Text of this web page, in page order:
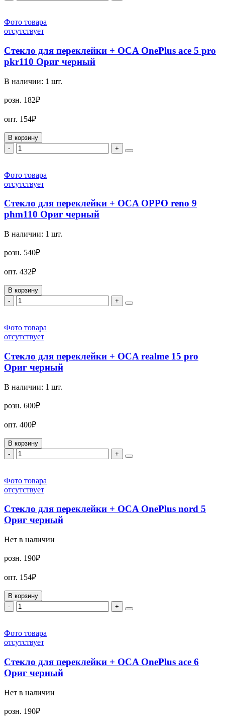
Фото товара
отсутствует
Стекло для переклейки + OCA OnePlus ace 5 pro
pkr110 Ориг черный
В наличии: 1 шт.
розн. 182₽
опт. 154₽
В корзину
-
+
Фото товара
отсутствует
Стекло для переклейки + OCA OPPO reno 9
phm110 Ориг черный
В наличии: 1 шт.
розн. 540₽
опт. 432₽
В корзину
-
+
Фото товара
отсутствует
Стекло для переклейки + OCA realme 15 pro
Ориг черный
В наличии: 1 шт.
розн. 600₽
опт. 400₽
В корзину
-
+
Фото товара
отсутствует
Стекло для переклейки + OCA OnePlus nord 5
Ориг черный
Нет в наличии
розн. 190₽
опт. 154₽
В корзину
-
+
Фото товара
отсутствует
Стекло для переклейки + OCA OnePlus ace 6
Ориг черный
Нет в наличии
розн. 190₽